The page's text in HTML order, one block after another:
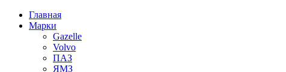
Главная
Марки
Gazelle
Volvo
ПАЗ
ЯМЗ